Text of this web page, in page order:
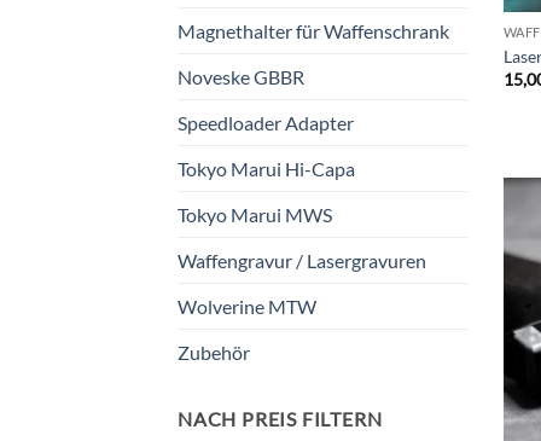
Magnethalter für Waffenschrank
Noveske GBBR
Speedloader Adapter
Tokyo Marui Hi-Capa
Tokyo Marui MWS
Waffengravur / Lasergravuren
Wolverine MTW
Zubehör
NACH PREIS FILTERN